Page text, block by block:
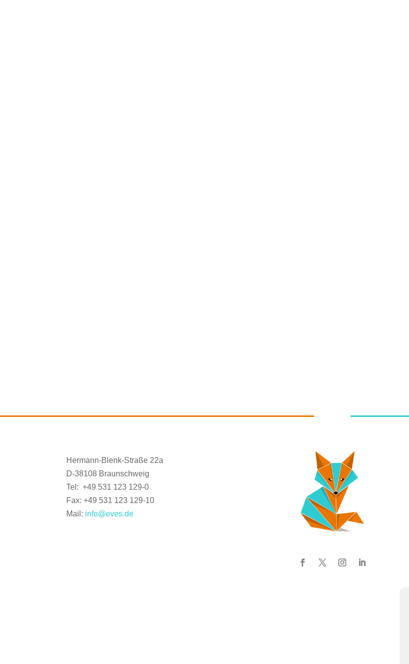
Hermann-Blenk-Straße 22a
D-38108 Braunschweig
Tel: +49 531 123 129-0
Fax: +49 531 123 129-10
Mail: info@eves.de